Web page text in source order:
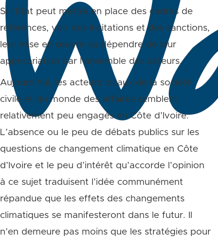
Si l’Etat peut mettre en place des cadres de
références, voir des incitations et des sanctions,
leur mise en œuvre va dépendre de leur
appropriation par l’ensemble des acteurs.
Aujourd’hui, les acteurs locaux de la société
civile et du monde des affaires semblent
relativement peu engagés en Côte d’Ivoire.
L’absence ou le peu de débats publics sur les
questions de changement climatique en Côte
d’Ivoire et le peu d’intérêt qu’accorde l’opinion
à ce sujet traduisent l’idée communément
répandue que les effets des changements
climatiques se manifesteront dans le futur. Il
n’en demeure pas moins que les stratégies pour